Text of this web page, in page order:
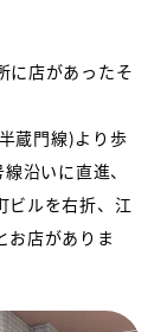
に店があったそ
蔵門線)より歩
沿いに直進、
ビルを右折、江
お店がありま